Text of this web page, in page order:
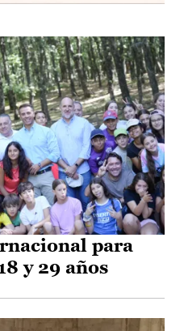
para
y 29 años